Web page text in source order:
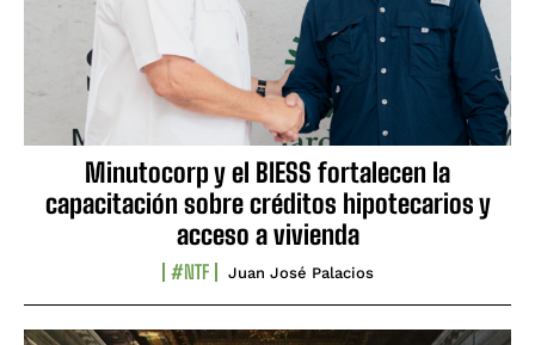
Minutocorp y el BIESS fortalecen la
capacitación sobre créditos hipotecarios y
acceso a vivienda
#NTF Juan José Palacios